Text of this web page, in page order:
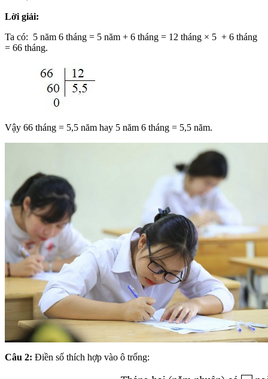
Lời giải:
Ta có: 5 năm 6 tháng = 5 năm + 6 tháng = 12 tháng × 5 + 6 tháng
= 66 tháng.
Vậy 66 tháng = 5,5 năm hay 5 năm 6 tháng = 5,5 năm.
Câu 2: Điền số thích hợp vào ô trống: